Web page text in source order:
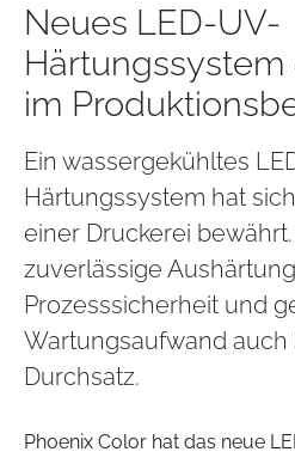
Neues LED-UV-
im
Ein wassergekühltes
Härtungssystem hat
einer Druckerei
zuverlässige
Prozesssicherheit und
Wartungsaufwand auch
Durchsatz.
Phoenix Color hat das neue